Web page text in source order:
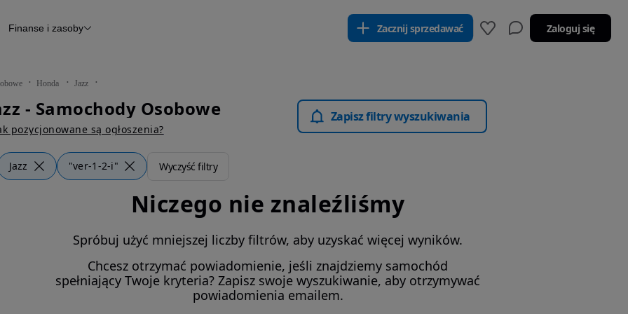
Raport z inspekcji
Otomoto News
Finanse i zasoby Zacznij sprzedawać Zaloguj się
Honda Jazz
- Samochody Osobowe
pozycjonowane są ogłoszenia?
Zapisz filtry wyszukiwania
Jazz "ver-1-2-i" Wyczyść filtry
Niczego nie znaleźliśmy
Spróbuj użyć mniejszej liczby filtrów, aby uzyskać więcej wyników.
Chcesz otrzymać powiadomienie, jeśli znajdziemy samochód
spełniający Twoje kryteria? Zapisz swoje wyszukiwanie, aby otrzymywać
powiadomienia emailem.